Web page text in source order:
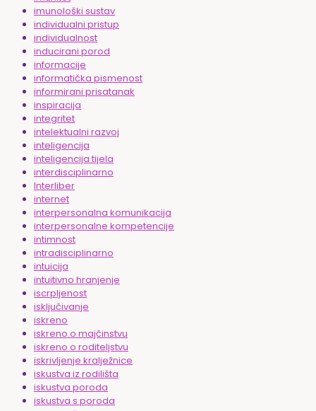
imunološki sustav
individualni pristup
individualnost
inducirani porod
informacije
informatička pismenost
informirani prisatanak
inspiracija
integritet
intelektualni razvoj
inteligencija
inteligencija tijela
interdisciplinarno
Interliber
internet
interpersonalna komunikacija
interpersonalne kompetencije
intimnost
intradisciplinarno
intuicija
intuitivno hranjenje
iscrpljenost
isključivanje
iskreno
iskreno o majčinstvu
iskreno o roditeljstvu
iskrivljenje kralježnice
iskustva iz rodilišta
iskustva poroda
iskustva s poroda